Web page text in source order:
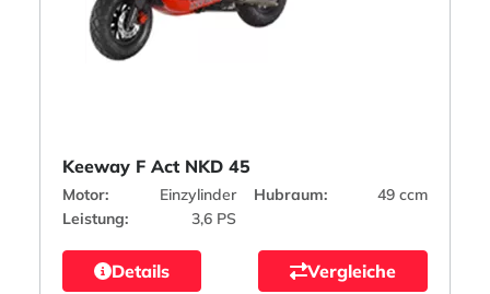
Keeway F Act NKD 45
Motor: Einzylinder Hubraum:
49 ccm
Leistung:
3,6 PS
Details Vergleiche